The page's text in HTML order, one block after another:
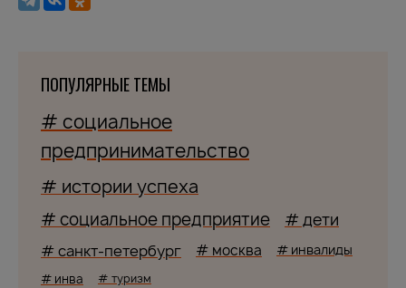
ПОПУЛЯРНЫЕ ТЕМЫ
# социальное
предпринимательство
# истории успеха
# социальное предприятие # дети
# санкт-петербург # москва # инвалиды
# инва # туризм